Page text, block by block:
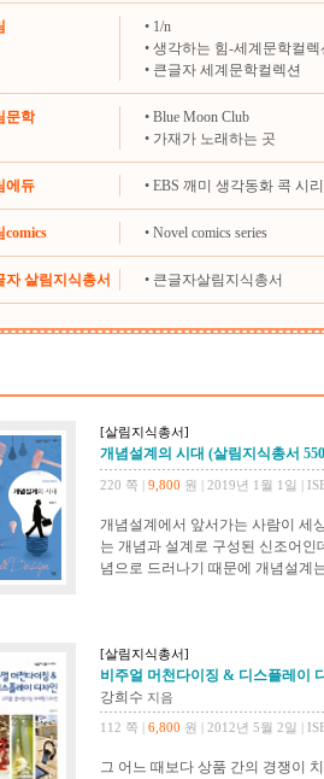
• 1/n
• 생각하는 힘-세계문학컬렉
• 큰글자 세계문학컬렉션
문학 • Blue Moon Club
• 가재가 노래하는 곳
에듀 • EBS 깨미 생각동화 콕 시
comics • Novel comics series
자 살림지식총서 • 큰글자살림지식총서
[살림지식총서]
개념설계의 시대 (살림지식총서
220 쪽 | 9,800 원 | 2019년 1월 1일 |
개념설계에서 앞서가는 사람이 세
는 개념과 설계로 구성된 신조어인
념으로 드러나기 때문에 개념설계
[살림지식총서]
비주얼 머천다이징 & 디스플레이
강희수 지음
112 쪽 | 6,800 원 | 2012년 5월 2일 |
그 어느 때보다 상품 간의 경쟁이